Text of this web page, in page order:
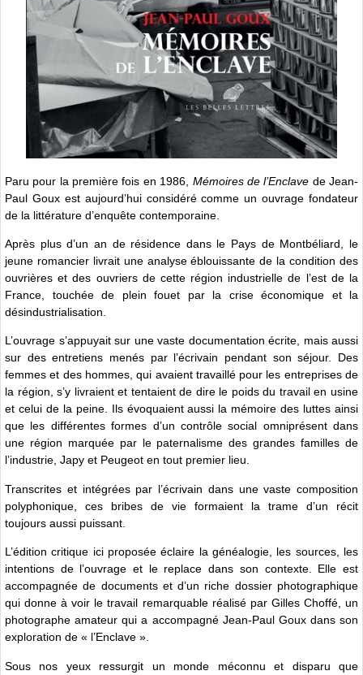
Paru pour la première fois en 1986, Mémoires de l’Enclave de Jean-
Paul Goux est aujourd’hui considéré comme un ouvrage fondateur
de la littérature d’enquête contemporaine.
Après plus d’un an de résidence dans le Pays de Montbéliard, le
jeune romancier livrait une analyse éblouissante de la condition des
ouvrières et des ouvriers de cette région industrielle de l’est de la
France, touchée de plein fouet par la crise économique et la
désindustrialisation.
L’ouvrage s’appuyait sur une vaste documentation écrite, mais aussi
sur des entretiens menés par l’écrivain pendant son séjour. Des
femmes et des hommes, qui avaient travaillé pour les entreprises de
la région, s’y livraient et tentaient de dire le poids du travail en usine
et celui de la peine. Ils évoquaient aussi la mémoire des luttes ainsi
que les différentes formes d’un contrôle social omniprésent dans
une région marquée par le paternalisme des grandes familles de
l’industrie, Japy et Peugeot en tout premier lieu.
Transcrites et intégrées par l’écrivain dans une vaste composition
polyphonique, ces bribes de vie formaient la trame d’un récit
toujours aussi puissant.
L’édition critique ici proposée éclaire la généalogie, les sources, les
intentions de l’ouvrage et le replace dans son contexte. Elle est
accompagnée de documents et d’un riche dossier photographique
qui donne à voir le travail remarquable réalisé par Gilles Choffé, un
photographe amateur qui a accompagné Jean-Paul Goux dans son
exploration de « l’Enclave ».
Sous nos yeux ressurgit un monde méconnu et disparu que